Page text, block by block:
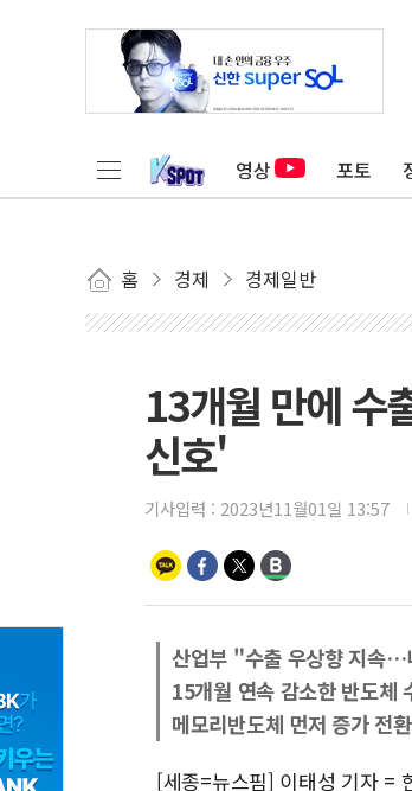
영상 포토
홈 경제 경제일반
13개월 만에 수
신호'
기사입력 : 2023년11월01일 13:57
산업부 "수출 우상향 지속…
15개월 연속 감소한 반도체
메모리반도체 먼저 증가 전
[세종=뉴스핌] 이태성 기자 =